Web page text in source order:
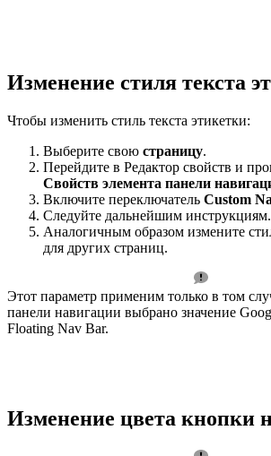
Изменение стиля текста
Чтобы изменить стиль текста этикетки:
Выберите свою страницу.
Перейдите в Редактор свойств и
Свойств элемента панели
Включите переключатель Custom
Следуйте дальнейшим инструкциям.
Аналогичным образом измените
для других страниц.
Этот параметр применим только в том
панели навигации выбрано значение
Floating Nav Bar.
Изменение цвета кнопки